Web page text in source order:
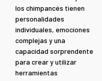
los chimpancés tienen
personalidades
individuales, emociones
complejas y una
capacidad sorprendente
para crear y utilizar
herramientas